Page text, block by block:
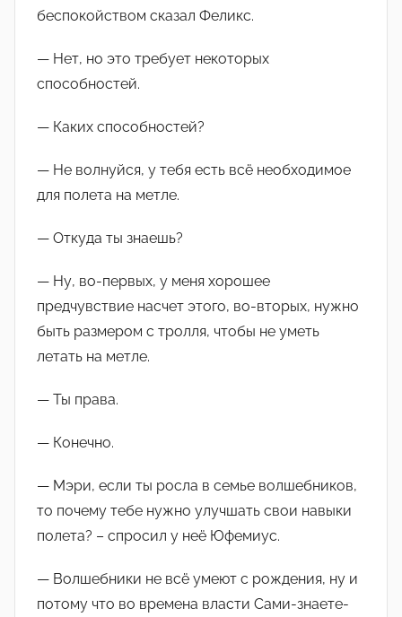
беспокойством сказал Феликс.
— Нет, но это требует некоторых
способностей.
— Каких способностей?
— Не волнуйся, у тебя есть всё необходимое
для полета на метле.
— Откуда ты знаешь?
— Ну, во-первых, у меня хорошее
предчувствие насчет этого, во-вторых, нужно
быть размером с тролля, чтобы не уметь
летать на метле.
— Ты права.
— Конечно.
— Мэри, если ты росла в семье волшебников,
то почему тебе нужно улучшать свои навыки
полета? – спросил у неё Юфемиус.
— Волшебники не всё умеют с рождения, ну и
потому что во времена власти Сами-знаете-